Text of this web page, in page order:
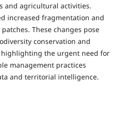
and agricultural activities.
increased fragmentation and
These changes pose
conservation and
the urgent need for
management practices
and territorial intelligence.